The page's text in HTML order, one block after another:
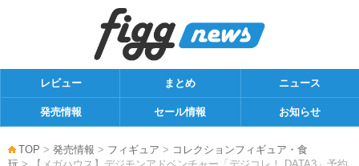
レビュー まとめ ニュース
発売情報 セール情報 お知らせ
TOP > 発売情報 > フィギュア > コレクションフィギュア・食